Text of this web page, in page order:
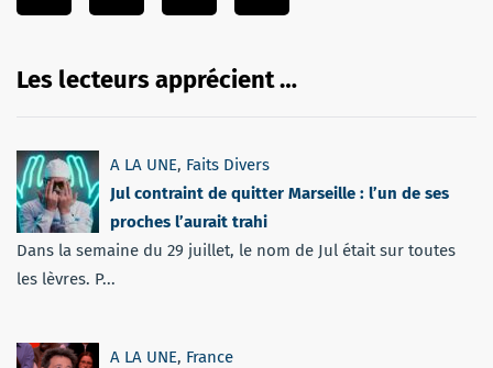
Les lecteurs apprécient …
A LA UNE, Faits Divers
Jul contraint de quitter Marseille : l’un de ses
proches l’aurait trahi
Dans la semaine du 29 juillet, le nom de Jul était sur toutes
les lèvres. P...
A LA UNE, France